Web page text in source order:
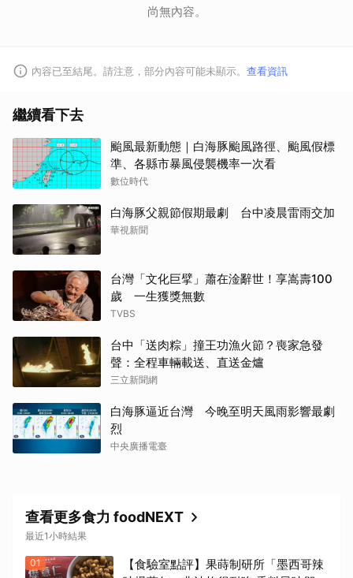
尚無內容。
內容已至結尾。請注意，部分內容可能未顯示。 查看資訊
繼續看下去
颱風最新動態｜白海豚颱風路徑、颱風假標
準、各縣市暴風侵襲機率一次看
數位時代
白海豚父親節假期最劇 台中凌晨雷雨交加
華視新聞
台灣「文化巨擘」蕭在淦辭世！享嵩壽100
歲 一生獲獎無數
TVBS
台中「送肉粽」撞王功漁火節？喪家急發
聲：全程車輛載送、直送金爐
三立新聞網
白海豚逼近台灣 今晚至明天風雨影響最劇
烈
中央廣播電臺
查看更多食力 foodNEXT
最近1小時結果
01
【食驗室點評】果蒔制研所「墨西哥辣